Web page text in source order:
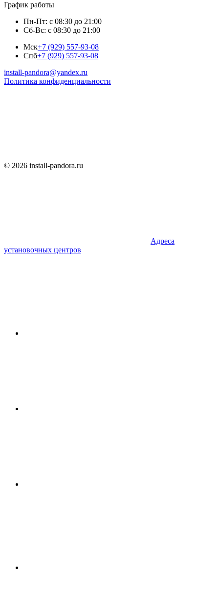
График работы
Пн-Пт: с 08:30 до 21:00
Сб-Вс: с 08:30 до 21:00
Мск+7 (929) 557-93-08
Спб+7 (929) 557-93-08
install-pandora@yandex.ru
Политика конфиденциальности
© 2026 install-pandora.ru
Адреса
установочных центров